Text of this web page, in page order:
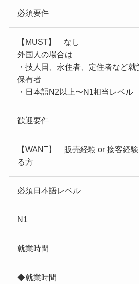
必須要件
【MUST】 なし
外国人の場合は
・技人国、永住者、定住者など
保有者
・日本語N2以上〜N1相当レベル
歓迎要件
【WANT】 販売経験 or 接客経
る方
必須日本語レベル
N1
就業時間
◆就業時間